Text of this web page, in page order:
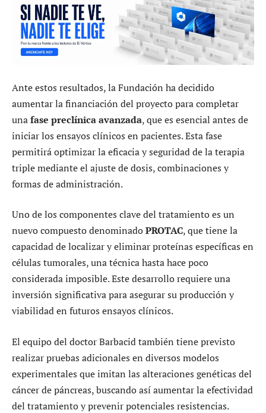
Ante estos resultados, la Fundación ha decidido
aumentar la financiación del proyecto para completar
unafase preclínica avanzada, que es esencial antes de
iniciar los ensayos clínicos en pacientes. Esta fase
permitirá optimizar la eficacia y seguridad de la terapia
triple mediante el ajuste de dosis, combinaciones y
formas de administración.
Uno de los componentes clave del tratamiento es un
nuevo compuesto denominadoPROTAC, que tiene la
capacidad de localizar y eliminar proteínas específicas en
células tumorales, una técnica hasta hace poco
considerada imposible. Este desarrollo requiere una
inversión significativa para asegurar su producción y
viabilidad en futuros ensayos clínicos.
El equipo del doctor Barbacid también tiene previsto
realizar pruebas adicionales en diversos modelos
experimentales que imitan las alteraciones genéticas del
cáncer de páncreas, buscando así aumentar la efectividad
del tratamiento y prevenir potenciales resistencias.